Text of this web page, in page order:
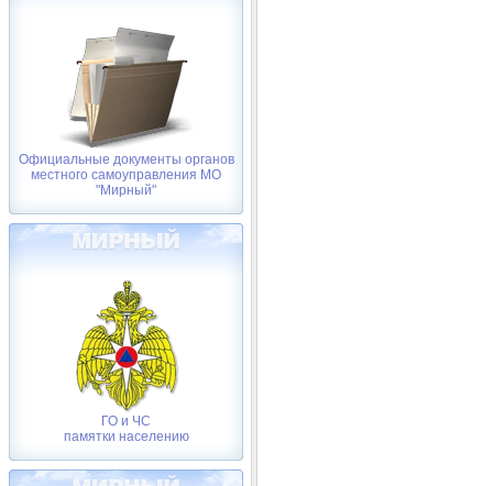
Официальные документы органов
местного самоуправления МО
"Мирный"
ГО и ЧС
памятки населению